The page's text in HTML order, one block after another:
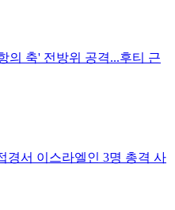
의 축' 전방위 공격...후티 근
경서 이스라엘인 3명 총격 사